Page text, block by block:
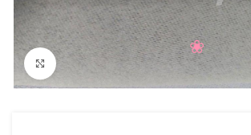
Нажмите, чтобы увеличить